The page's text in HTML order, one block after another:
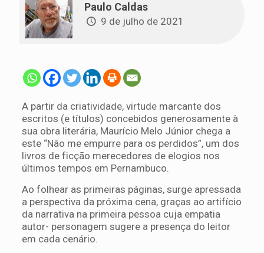
Paulo Caldas
9 de julho de 2021
A partir da criatividade, virtude marcante dos
escritos (e títulos) concebidos generosamente à
sua obra literária, Maurício Melo Júnior chega a
este “Não me empurre para os perdidos”, um dos
livros de ficção merecedores de elogios nos
últimos tempos em Pernambuco.
Ao folhear as primeiras páginas, surge apressada
a perspectiva da próxima cena, graças ao artifício
da narrativa na primeira pessoa cuja empatia
autor- personagem sugere a presença do leitor
em cada cenário.